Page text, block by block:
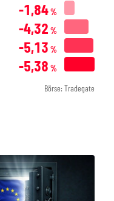
-1,84%
-4,32 %
-5,13 %
-5,38 %
Börse: Tradegate